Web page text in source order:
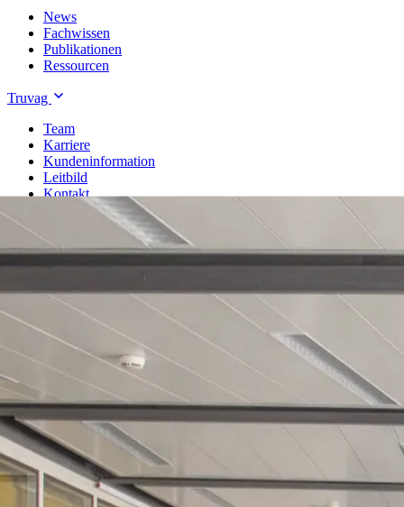
News
Fachwissen
Publikationen
Ressourcen
Truvag
Team
Karriere
Kundeninformation
Leitbild
Kontakt
Rechnungswesen
Personaladministration
Steuer & Recht
Abschlussberatung
Wirtschaftsprüfung